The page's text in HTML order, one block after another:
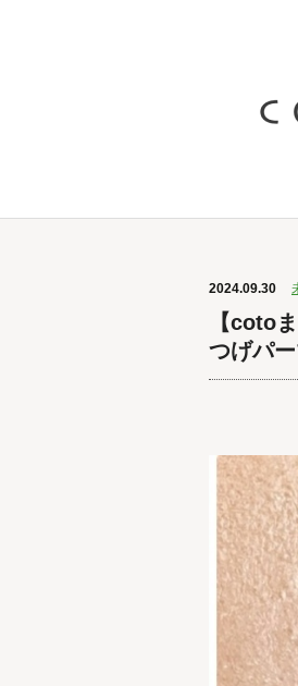
2024.09.30
【coto
つげパ